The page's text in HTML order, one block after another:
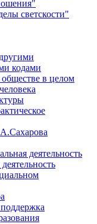
светскости"
кодами
в целом
деятельность